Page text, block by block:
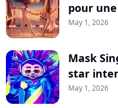
pour
May 1, 2026
Mask
star
May 1, 2026